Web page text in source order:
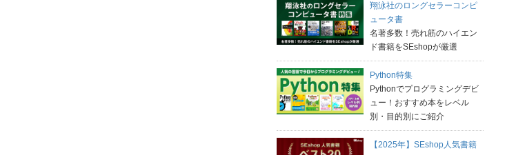
翔泳社のロングセラーコンピ
ュータ書
名著多数！売れ筋のハイエン
ド書籍をSEshopが厳選
Python特集
Pythonでプログラミングデビ
ュー！おすすめ本をレベル
別・目的別にご紹介
【2025年】SEshop人気書籍